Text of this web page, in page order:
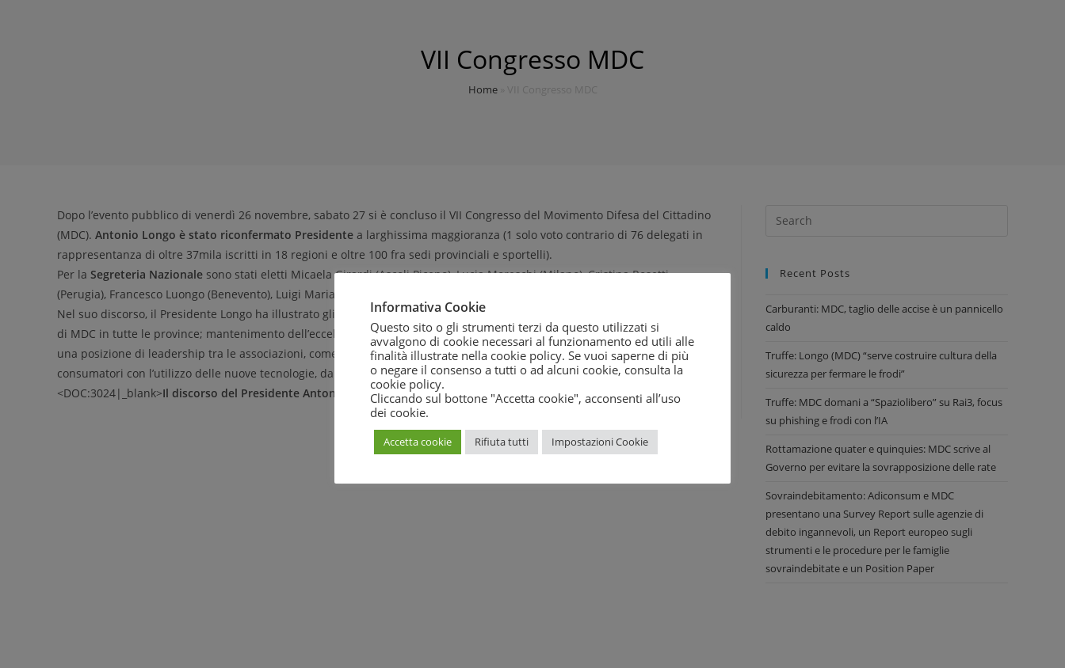
VII Congresso MDC
Home» VII Congresso MDC
Dopo l’evento pubblico di venerdì 26 novembre, sabato 27 si è concluso il VII Congresso del Movimento Difesa del Cittadino
(MDC). Antonio Longo è stato riconfermato Presidente a larghissima maggioranza (1 solo voto contrario di 76 delegati in
rappresentanza di oltre 37mila iscritti in 18 regioni e oltre 100 fra sedi provinciali e sportelli).
Per la Segreteria Nazionale sono stati eletti Micaela Girardi (Ascoli Piceno), Lucia Moreschi (Milano), Cristina Rosetti
(Perugia), Francesco Luongo (Benevento), Luigi Mariano (Lecce), Giuseppe Messina (Palermo).
Nel suo discorso, il Presidente Longo ha illustrato gli
obiettivi strategici dei prossimi anni
di MDC in tutte le province; mantenimento dell’eccellenza in settori nei quali l’associazione ha conquistato in questi anni
una posizione di leadership tra le associazioni, come la sicurezza alimentare, la tutela dei minori, l’informazione ai
consumatori con l’utilizzo delle nuove tecnologie, dai social forum alle web tv.
<DOC:3024|_blank>Il discorso del Presidente Antonio Longo
Recent Posts
Carburanti: MDC, taglio delle accise è un pannicello
caldo
Truffe: Longo (MDC) “serve costruire cultura della
sicurezza per fermare le frodi”
Truffe: MDC domani a “Spaziolibero” su Rai3, focus
su phishing e frodi con l’IA
Rottamazione quater e quinquies: MDC scrive al
Governo per evitare la sovrapposizione delle rate
Sovraindebitamento: Adiconsum e MDC
presentano una Survey Report sulle agenzie di
debito ingannevoli, un Report europeo sugli
strumenti e le procedure per le famiglie
sovraindebitate e un Position Paper
Informativa Cookie
Questo sito o gli strumenti terzi da questo utilizzati si
avvalgono di cookie necessari al funzionamento ed utili alle
finalità illustrate nella cookie policy. Se vuoi saperne di più
o negare il consenso a tutti o ad alcuni cookie, consulta la
cookie policy.
Cliccando sul bottone "Accetta cookie", acconsenti all’uso
dei cookie.
Accetta cookie Rifiuta tutti Impostazioni Cookie